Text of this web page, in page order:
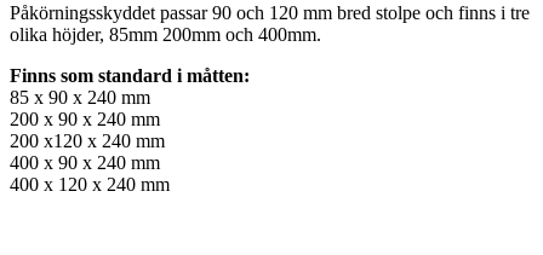
Påkörningsskyddet passar 90 och 120 mm bred stolpe och finns i tre
olika höjder, 85mm 200mm och 400mm.
Finns som standard i måtten:
85 x 90 x 240 mm
200 x 90 x 240 mm
200 x120 x 240 mm
400 x 90 x 240 mm
400 x 120 x 240 mm